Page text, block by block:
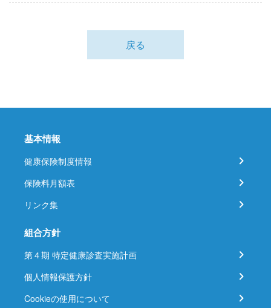
戻る
基本情報
健康保険制度情報
保険料月額表
リンク集
組合方針
第４期 特定健康診査実施計画
個人情報保護方針
Cookieの使用について